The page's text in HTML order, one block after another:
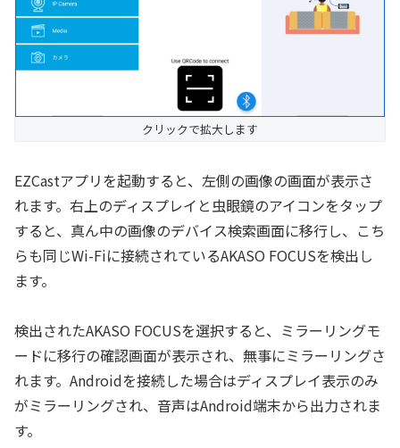
クリックで拡大します
EZCastアプリを起動すると、左側の画像の画面が表示さ
れます。右上のディスプレイと虫眼鏡のアイコンをタップ
すると、真ん中の画像のデバイス検索画面に移行し、こち
らも同じWi-Fiに接続されているAKASO FOCUSを検出し
ます。
検出されたAKASO FOCUSを選択すると、ミラーリングモ
ードに移行の確認画面が表示され、無事にミラーリングさ
れます。Androidを接続した場合はディスプレイ表示のみ
がミラーリングされ、音声はAndroid端末から出力されま
す。